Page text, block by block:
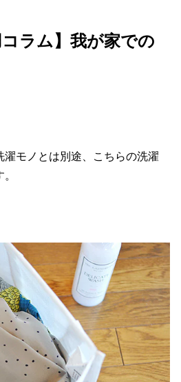
コラム】我が家での
モノとは別途、こちらの洗濯